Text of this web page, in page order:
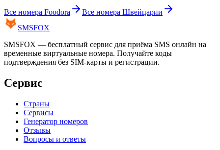
Все номера Foodora Все номера Швейцарии
SMSFOX
SMSFOX — бесплатный сервис для приёма SMS онлайн на
временные виртуальные номера. Получайте коды
подтверждения без SIM-карты и регистрации.
Сервис
Страны
Сервисы
Генератор номеров
Отзывы
Вопросы и ответы